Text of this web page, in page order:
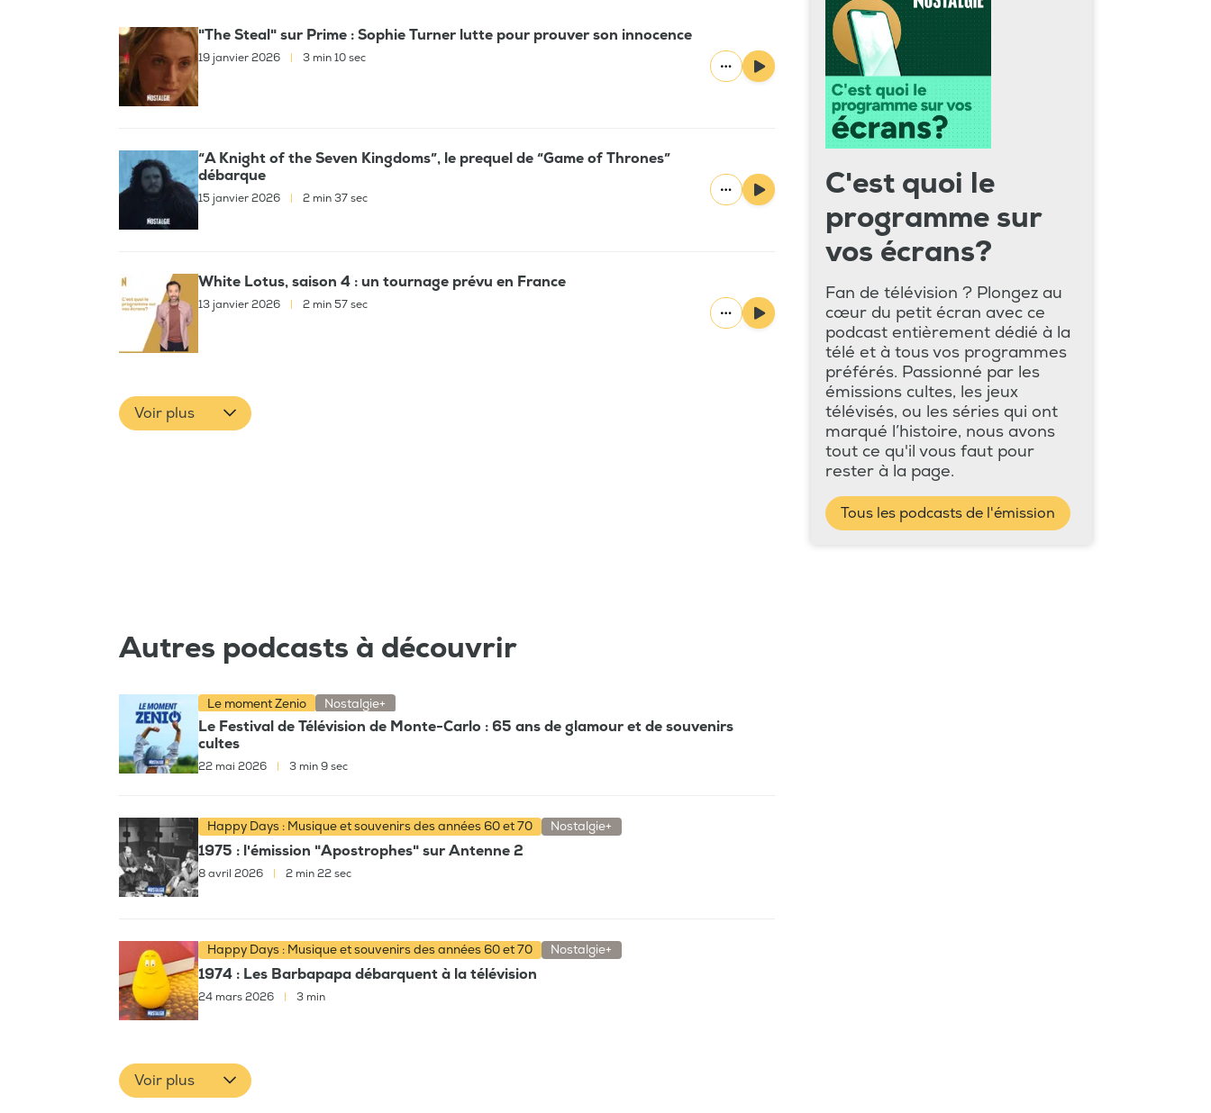
"The Steal" sur Prime : Sophie Turner lutte pour prouver son innocence
19 janvier 2026 | 3 min 10 sec
“A Knight of the Seven Kingdoms”, le prequel de “Game of Thrones”
débarque
15 janvier 2026 | 2 min 37 sec
White Lotus, saison 4 : un tournage prévu en France
13 janvier 2026 | 2 min 57 sec
Voir plus
C'est quoi le
programme sur
vos écrans?
Fan de télévision ? Plongez au
cœur du petit écran avec ce
podcast entièrement dédié à la
télé et à tous vos programmes
préférés. Passionné par les
émissions cultes, les jeux
télévisés, ou les séries qui ont
marqué l’histoire, nous avons
tout ce qu'il vous faut pour
rester à la page.
Tous les podcasts de l'émission
Autres podcasts à découvrir
Le moment Zenio Nostalgie+
Le Festival de Télévision de Monte-Carlo : 65 ans de glamour et de souvenirs
cultes
22 mai 2026 3 min 9 sec
Happy Days : Musique et souvenirs des années 60 et 70 Nostalgie+
1975 : l'émission "Apostrophes" sur Antenne 2
8 avril 2026 2 min 22 sec
Happy Days : Musique et souvenirs des années 60 et 70 Nostalgie+
1974 : Les Barbapapa débarquent à la télévision
24 mars 2026 3 min
Voir plus